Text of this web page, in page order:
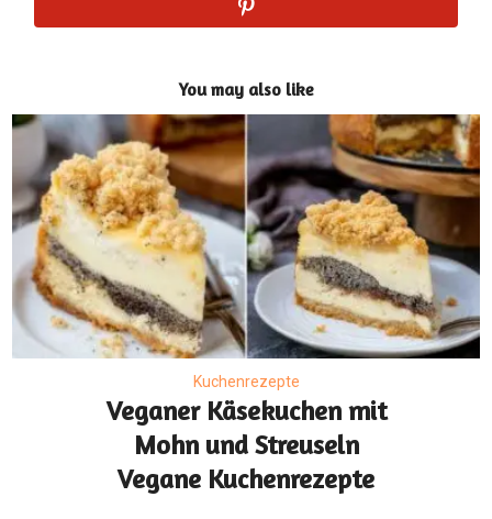
You may also like
Kuchenrezepte
Veganer Käsekuchen mit
Mohn und Streuseln
Vegane Kuchenrezepte